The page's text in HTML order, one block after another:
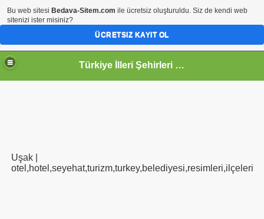
Türkiye İlleri Şehirleri Bayragı
Uşak |
otel,hotel,seyehat,turizm,turkey,belediyesi,resimleri,ilçeleri
Bu web sitesi Bedava-Sitem.com ile ücretsiz oluşturuldu. Siz de kendi web
sitenizi ister misiniz?
ÜCRETSIZ KAYIT OL